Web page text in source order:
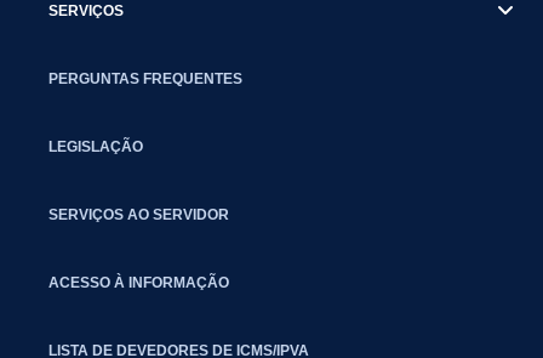
SERVIÇOS
PERGUNTAS FREQUENTES
LEGISLAÇÃO
SERVIÇOS AO SERVIDOR
ACESSO À INFORMAÇÃO
LISTA DE DEVEDORES DE ICMS/IPVA